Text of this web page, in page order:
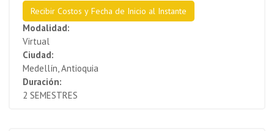
Recibir Costos y Fecha de Inicio al Instante
Modalidad:
Virtual
Ciudad:
Medellín, Antioquia
Duración:
2 SEMESTRES